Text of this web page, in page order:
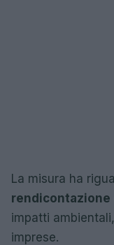
La misura ha
rendicontazione
impatti
imprese.